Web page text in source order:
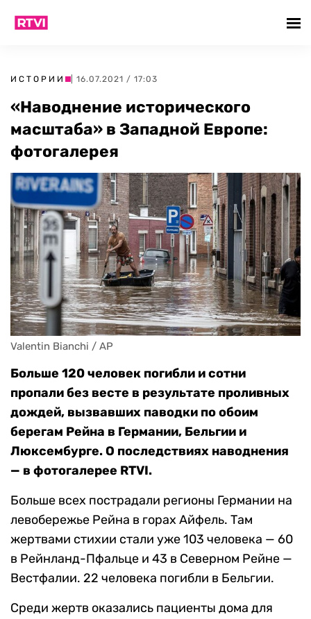
ИСТОРИИ | 16.07.2021 / 17:03
«Наводнение исторического
масштаба» в Западной Европе:
фотогалерея
Valentin Bianchi / AP
Больше 120 человек погибли и сотни
пропали без весте в результате проливных
дождей, вызвавших паводки по обоим
берегам Рейна в Германии, Бельгии и
Люксембурге. О последствиях наводнения
— в фотогалерее RTVI.
Больше всех пострадали регионы Германии на
левобережье Рейна в горах Айфель. Там
жертвами стихии стали уже 103 человека — 60
в Рейнланд-Пфальце и 43 в Северном Рейне —
Вестфалии. 22 человека погибли в Бельгии.
Среди жертв оказались пациенты дома для